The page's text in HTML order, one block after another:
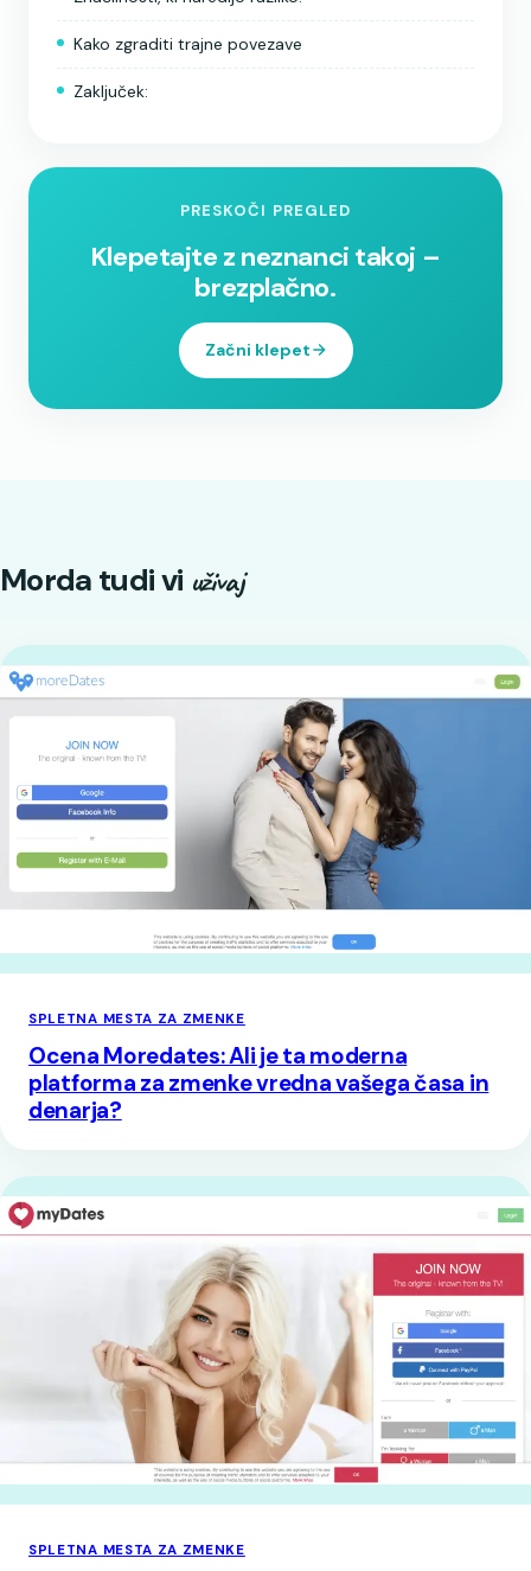
Kako zgraditi trajne povezave
Zaključek:
PRESKOČI PREGLED
Klepetajte z neznanci takoj –
brezplačno.
Začni klepet
Morda tudi vi uživaj
SPLETNA MESTA ZA ZMENKE
Ocena Moredates: Ali je ta moderna
platforma za zmenke vredna vašega časa in
denarja?
SPLETNA MESTA ZA ZMENKE